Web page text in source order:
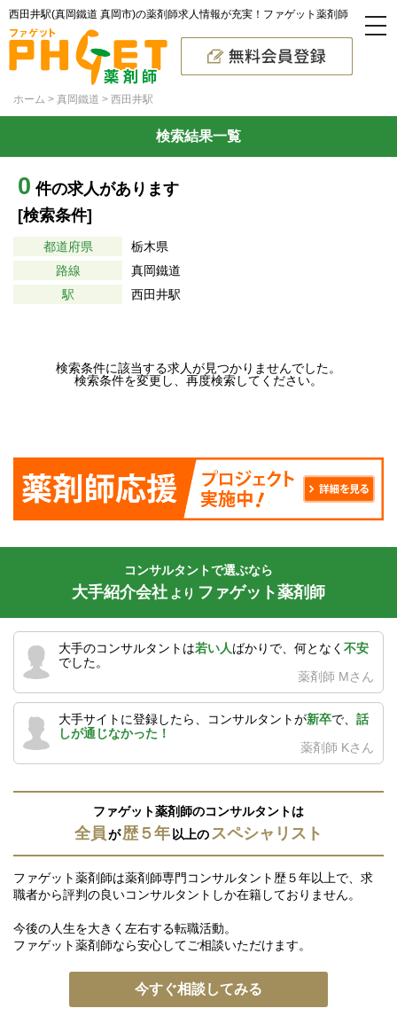
西田井駅(真岡鐵道 真岡市)の薬剤師求人情報が充実！ファゲット薬剤師
ホーム 真岡鐵道 西田井駅
検索結果一覧
0 件の求人があります
[検索条件]
都道府県
栃木県
路線
真岡鐵道
駅
西田井駅
検索条件に該当する求人が見つかりませんでした。
検索条件を変更し、再度検索してください。
コンサルタントで選ぶなら
大手紹介会社 より ファゲット薬剤師
大手のコンサルタントは若い人ばかりで、何となく 不安
でした。
薬剤師 Mさん
大手サイトに登録したら、コンサルタントが新卒で、 話
しが通じなかった！
薬剤師 Kさん
ファゲット薬剤師のコンサルタントは
全員が歴５年 以上の スペシャリスト
ファゲット薬剤師は薬剤師専門コンサルタント歴５年以上で、求
職者から評判の良いコンサルタントしか在籍しておりません。
今後の人生を大きく左右する転職活動。
ファゲット薬剤師なら安心してご相談いただけます。
今すぐ相談してみる